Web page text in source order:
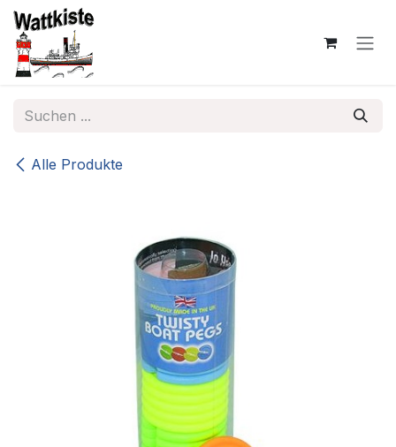
Zum Inhalt springen
Alle Produkte